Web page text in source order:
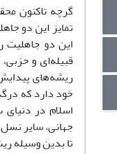
گرچه تاکنون
تمایز این دو
این دو جاهلیت
قبیله‌ای و
ریشه‌های
خود دارد که
اسلام در
جهانی، سایر
تا بدین وسیله